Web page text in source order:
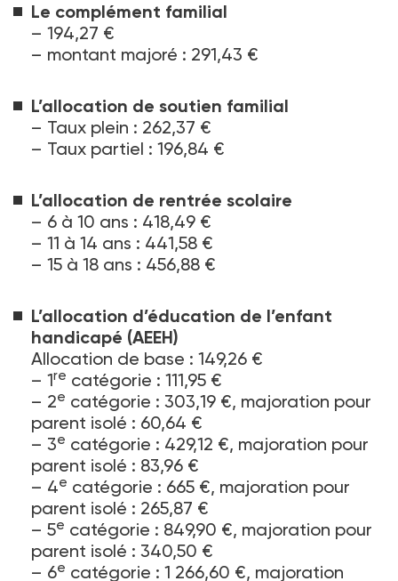
Le complément familial
– 194,27 €
– montant majoré : 291,43 €
L’allocation de soutien familial
– Taux plein : 262,37 €
– Taux partiel : 196,84 €
L’allocation de rentrée scolaire
– 6 à 10 ans : 418,49 €
– 11 à 14 ans : 441,58 €
– 15 à 18 ans : 456,88 €
L’allocation d’éducation de l’enfant
handicapé (AEEH)
Allocation de base : 149,26 €
– 1re catégorie : 111,95 €
– 2e catégorie : 303,19 €, majoration pour
parent isolé : 60,64 €
– 3e catégorie : 429,12 €, majoration pour
parent isolé : 83,96 €
– 4e catégorie : 665 €, majoration pour
parent isolé : 265,87 €
– 5e catégorie : 849,90 €, majoration pour
parent isolé : 340,50 €
– 6e catégorie : 1 266,60 €, majoration